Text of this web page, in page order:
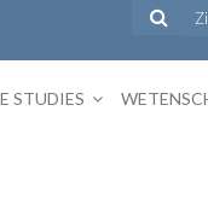
STUDIES